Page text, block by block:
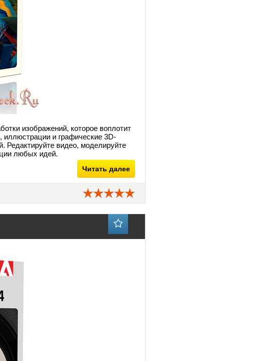
изображений, которое воплотит
и графические 3D-
Редактируйте видео, моделируйте
любых идей.
Читать далее